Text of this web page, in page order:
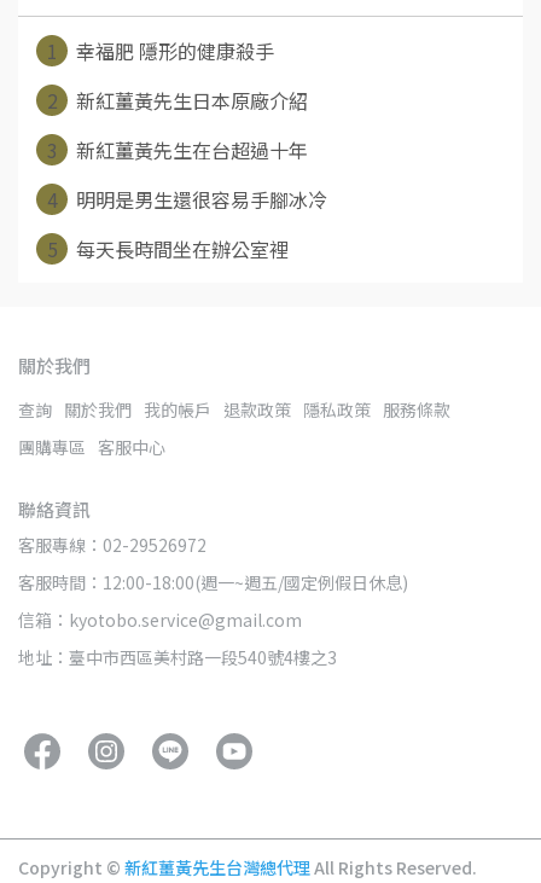
1
幸福肥 隱形的健康殺手
2
新紅薑黃先生日本原廠介紹
3
新紅薑黃先生在台超過十年
4
明明是男生還很容易手腳冰冷
5
每天長時間坐在辦公室裡
關於我們
查詢 關於我們 我的帳戶 退款政策 隱私政策 服務條款
團購專區 客服中心
聯絡資訊
客服專線：02-29526972
客服時間：12:00-18:00(週一~週五/國定例假日休息)
信箱：kyotobo.service@gmail.com
地址：臺中市西區美村路一段540號4樓之3
Copyright © 新紅薑黃先生台灣總代理All Rights Reserved.